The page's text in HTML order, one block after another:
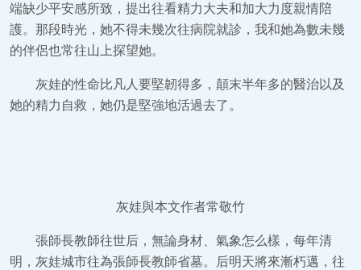
端缺少平安感所致，提出往看精力大夫和加大力度親情陪
護。那段時光，她不得未幾次往病院就診，我和她為數未幾
的伴侶也常往山上探望她。
灰娃的性命比凡人要堅韌得多，顛末半年多的醫治以及
她的精力自救，她仍是堅強地活過去了。
灰娃與本文作者常敬竹
張師長教師往世后，無論身材、氣象怎么樣，每年清
明，灰娃城市往為張師長教師省墓。后明天將來漸朽邁，往